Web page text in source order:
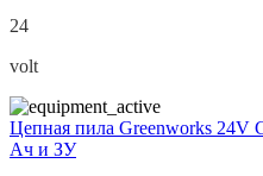
24
volt
Цепная пила Greenworks 24V
Ач и ЗУ